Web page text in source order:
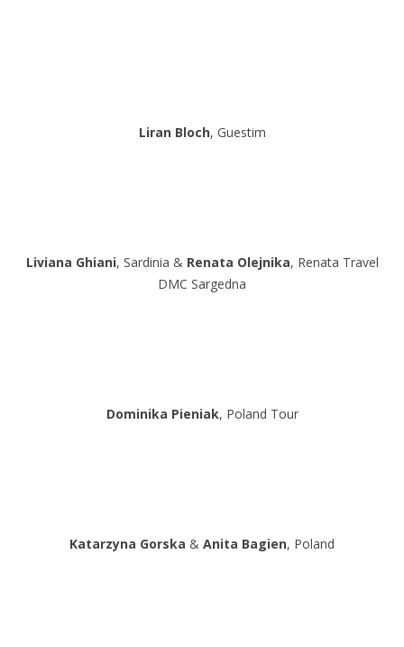
Liran Bloch, Guestim
Liviana Ghiani, Sardinia & Renata Olejnika, Renata Travel
DMC Sargedna
Dominika Pieniak, Poland Tour
Katarzyna Gorska & Anita Bagien, Poland